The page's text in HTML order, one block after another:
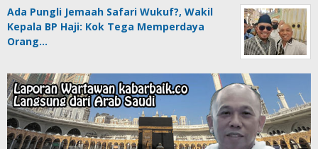
Ada Pungli Jemaah Safari Wukuf?, Wakil
Kepala BP Haji: Kok Tega Memperdaya
Orang…